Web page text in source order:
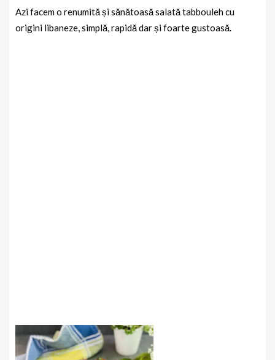
Azi facem o renumită și sănătoasă salată tabbouleh cu
origini libaneze, simplă, rapidă dar și foarte gustoasă.